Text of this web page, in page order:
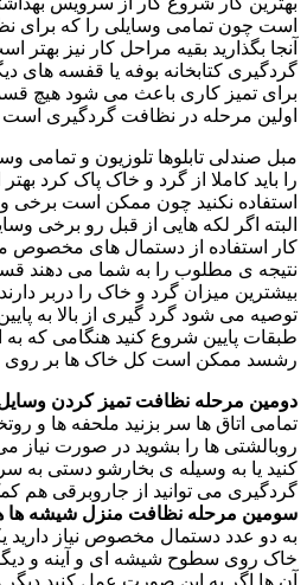
است چون تمامی وسایلی را که برای
آنجا بگذارید بقیه مراحل کار نیز بهتر
گردگیری کتابخانه بوفه یا قفسه های
برای تمیز کاری باعث می شود هیچ
اولین مرحله در نظافت گردگیری است
مبل صندلی تابلوها تلوزیون و تمامی
را باید کاملا از گرد و خاک پاک کرد
استفاده نکنید چون ممکن است برخی
البته اگر لکه هایی از قبل رو برخی
کار استفاده از دستمال های مخصوص
نتیجه ی مطلوب را به شما می دهند
بیشترین میزان گرد و خاک را دربر
توصیه می شود گرد گیری از بالا به
طبقات پایین شروع کنید هنگامی که به
رشسد ممکن است کل خاک ها بر روی
دومین مرحله نظافت تمیز کردن
تمامی اتاق ها سر بزنید ملحفه ها و
روبالشتی ها را بشوید در صورت نیاز می
کنید یا به وسیله ی بخارشو دستی به
گردگیری می توانید از جاروبرقی هم
سومین مرحله نظافت منزل شیشه
به دو عدد دستمال مخصوص نیاز
خاک روی سطوح شیشه ای و آینه و